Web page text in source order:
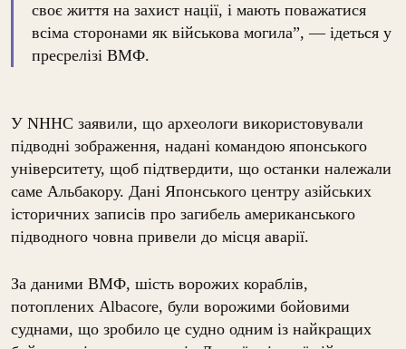
своє життя на захист нації, і мають поважатися
всіма сторонами як військова могила”, — ідеться у
пресрелізі ВМФ.
У NHHC заявили, що археологи використовували
підводні зображення, надані командою японського
університету, щоб підтвердити, що останки належали
саме Альбакору. Дані Японського центру азійських
історичних записів про загибель американського
підводного човна привели до місця аварії.
За даними ВМФ, шість ворожих кораблів,
потоплених Albacore, були ворожими бойовими
суднами, що зробило це судно одним із найкращих